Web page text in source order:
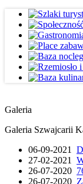
Galeria
Galeria Szwajcarii
06-09-2021
27-02-2021
26-07-2020
26-07-2020